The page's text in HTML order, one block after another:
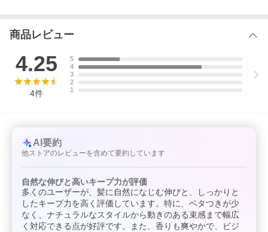
a、メチルパラベン、プロピルパラベン、フェノキシエタノール、
香料
【注意事項】
●お肌に異常が生じていないかよく注意して使用ください。
●化粧品がお肌に合わないとき即ち次のような場合には、使用を中
止してください。
そのまま化粧品類の使用を続けますと、症状を悪化させることが
の異常があらわれた場合
(2)使用したお肌に直射日光があたって上記のような異常があらわ
れた場合。
●傷やはれもの、しっしん等、異常のある部位にはお使いにならな
いでください。
●目に入ったときは、直ちに洗い流してください。
●高温や直射日光の当たる場所には置かないでください。
●温度差や長時間空気に触れることで粘度が変わる場合がありま
す。
●ご使用後は必ずキャップを締めてください。
商品レビュー
4.25
4件
5
4
3
2
1
AI要約
他ストアのレビューを含めて要約しています
自然な伸びと高いキープ力が評価
多くのユーザーが、髪に自然になじむ伸びと、しっかりと
したキープ力を高く評価しています。特に、ベタつきが少
なく、ナチュラルなスタイルから動きのある束感まで幅広
く対応できる点が好評です。また、香りも爽やかで、ビジ